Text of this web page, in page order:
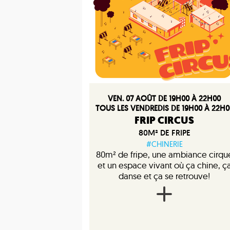
VEN. 07 AOÛT DE 19H00 À 22H00
TOUS LES VENDREDIS DE 19H00 À
FRIP CIRCUS
80M² DE FRIPE
#CHINERIE
80m² de fripe, une ambiance
et un espace vivant où ça chine,
danse et ça se retrouve!